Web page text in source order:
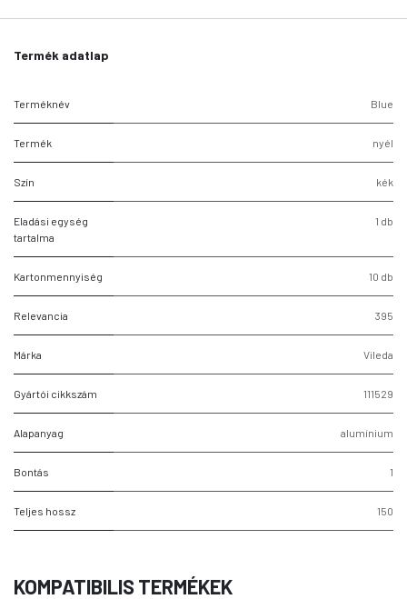
Termék adatlap
Terméknév Blue
Termék nyél
Szín kék
Eladási egység
tartalma
1 db
Kartonmennyiség 10 db
Relevancia 395
Márka Vileda
Gyártói cikkszám 111529
Alapanyag alumínium
Bontás 1
Teljes hossz 150
KOMPATIBILIS TERMÉKEK